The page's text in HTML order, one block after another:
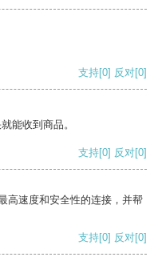
支持[0] 反对[0]
能收到商品。
支持[0] 反对[0]
高速度和安全性的连接，并帮
支持[0] 反对[0]